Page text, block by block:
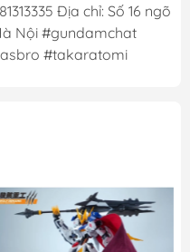
Địa chỉ: Số 16 ngõ
Nội #gundamchat
#takaratomi